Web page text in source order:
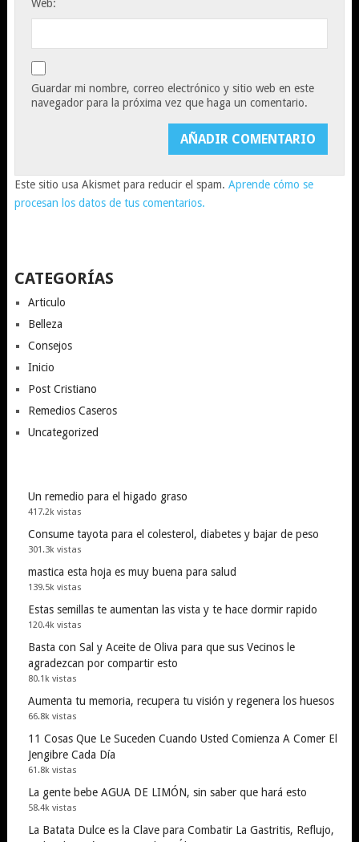
Web:
Guardar mi nombre, correo electrónico y sitio web en este
navegador para la próxima vez que haga un comentario.
Este sitio usa Akismet para reducir el spam. Aprende cómo se
procesan los datos de tus comentarios.
CATEGORÍAS
Articulo
Belleza
Consejos
Inicio
Post Cristiano
Remedios Caseros
Uncategorized
Un remedio para el higado graso
417.2k vistas
Consume tayota para el colesterol, diabetes y bajar de peso
301.3k vistas
mastica esta hoja es muy buena para salud
139.5k vistas
Estas semillas te aumentan las vista y te hace dormir rapido
120.4k vistas
Basta con Sal y Aceite de Oliva para que sus Vecinos le
agradezcan por compartir esto
80.1k vistas
Aumenta tu memoria, recupera tu visión y regenera los huesos
66.8k vistas
11 Cosas Que Le Suceden Cuando Usted Comienza A Comer El
Jengibre Cada Día
61.8k vistas
La gente bebe AGUA DE LIMÓN, sin saber que hará esto
58.4k vistas
La Batata Dulce es la Clave para Combatir La Gastritis, Reflujo,